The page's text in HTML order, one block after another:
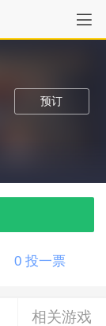
预订
0 投一票
相关游戏